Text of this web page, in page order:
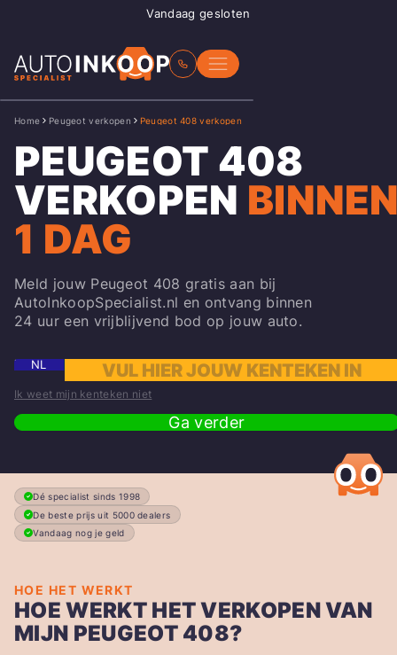
Vandaag gesloten
Home Peugeot verkopen Peugeot 408 verkopen
PEUGEOT 408
VERKOPEN
1 DAG
Meld jouw Peugeot 408 gratis aan bij
AutoInkoopSpecialist.nl en ontvang binnen
24 uur een vrijblijvend bod op jouw auto.
NL
Ik weet mijn kenteken niet
Ga verder
Dé specialist sinds 1998
De beste prijs uit 5000 dealers
Vandaag nog je geld
HOE HET WERKT
HOE WERKT HET VERKOPEN VAN
MIJN PEUGEOT 408?